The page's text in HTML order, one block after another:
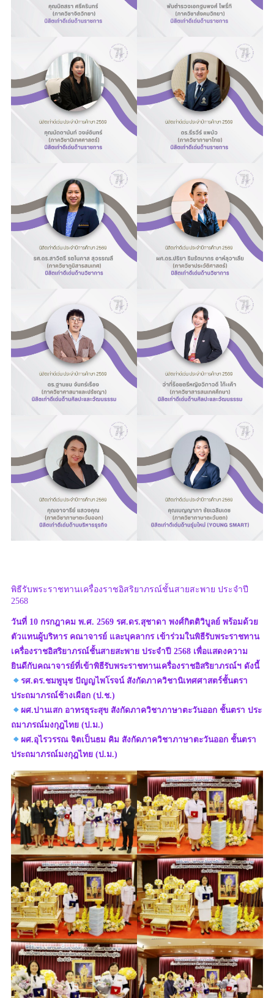
พิธีรับพระราชทานเครื่องราชอิสริยาภรณ์ชั้นสายสะพาย ประจำปี
2568
วันที่ 10 กรกฎาคม พ.ศ. 2569 รศ.ดร.สุชาดา พงศ์กิตติวิบูลย์ พร้อมด้วย
ตัวแทนผู้บริหาร คณาจารย์ และบุคลากร เข้าร่วมในพิธีรับพระราชทาน
เครื่องราชอิสริยาภรณ์ชั้นสายสะพาย ประจำปี 2568 เพื่อแสดงความ
ยินดีกับคณาจารย์ที่เข้าพิธีรับพระราชทานเครื่องราชอิสริยาภรณ์ฯ ดังนี้
รศ.ดร.ชมพูนุช ปัญญไพโรจน์ สังกัดภาควิชานิเทศศาสตร์ชั้นตรา
ประถมาภรณ์ช้างเผือก (ป.ช.)
ผศ.ปานเสก อาทรธุระสุข สังกัดภาควิชาภาษาตะวันออก ชั้นตรา ประ
ถมาภรณ์มงกุฎไทย (ป.ม.)
ผศ.อุไรวรรณ จิตเป็นธม คิม สังกัดภาควิชาภาษาตะวันออก ชั้นตรา
ประถมาภรณ์มงกุฎไทย (ป.ม.)